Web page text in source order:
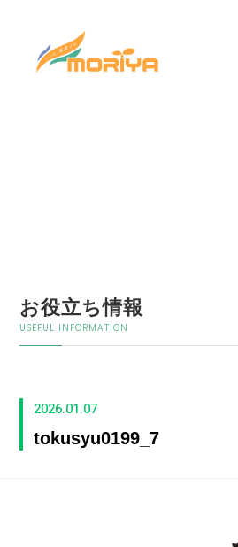
お役立ち情報
USEFUL INFORMATION
2026.01.07
tokusyu0199_7